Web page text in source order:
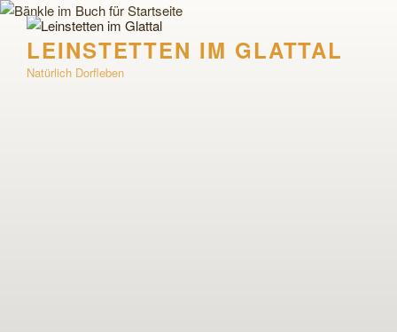
Zum
Inhalt
springenLEINSTETTEN IM GLATTAL
Natürlich Dorfleben